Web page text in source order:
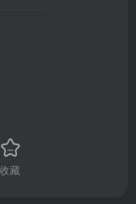
收藏